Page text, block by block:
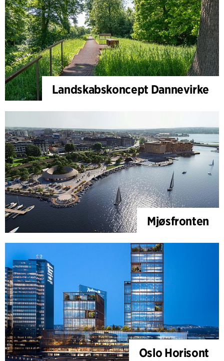
Landskabskoncept Dannevirke
Mjøsfronten
Oslo Horisont